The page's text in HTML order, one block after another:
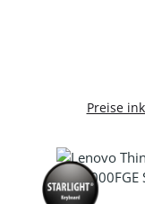
Preise